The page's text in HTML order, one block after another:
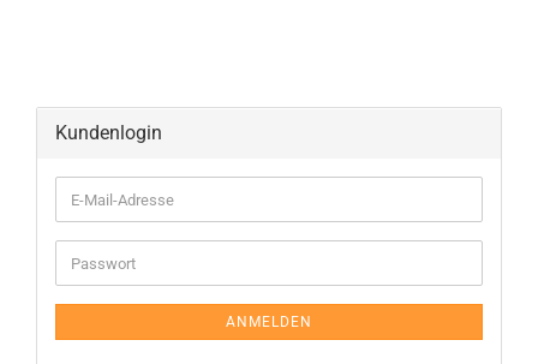
Kundenlogin
ANMELDEN